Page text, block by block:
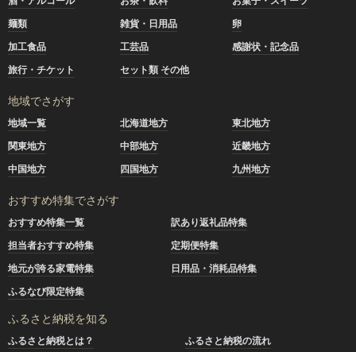
麺類
雑貨・日用品
卵
加工食品
工芸品
感謝状・記念品
旅行・チケット
セット類 その他
地域でさがす
地域一覧 北海道地方
東北地方
関東地方
中部地方
近畿地方
中国地方
四国地方 九州地方
おすすめ特集でさがす
おすすめ特集一覧
訳あり返礼品特集
担当者おすすめ特集
定期便特集
地元が誇る家電特集
日用品・消耗品特集
ふるなび限定特集
ふるさと納税を知る
ふるさと納税とは？
ふるさと納税の流れ